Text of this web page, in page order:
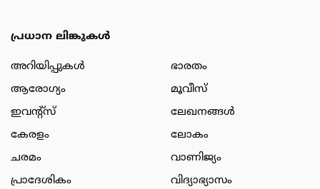
പ്രധാന ലിങ്കുകൾ
അറിയിപ്പുകള്‍
ആരോഗ്യം
ഇവന്റ്സ്
കേരളം
ചരമം
പ്രാദേശികം
ഭാരതം
മൂവീസ്
ലേഖനങ്ങള്‍
ലോകം
വാണിജ്യം
വിദ്യാഭ്യാസം